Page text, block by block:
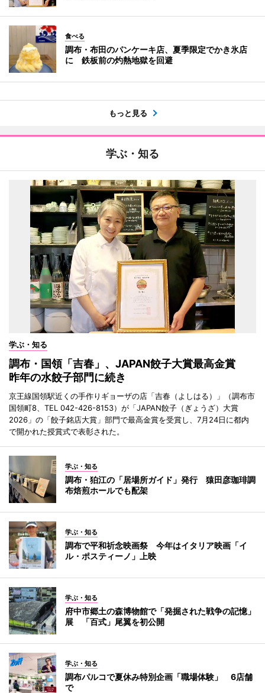
食べる
調布・布田のパンケーキ店、夏季限定でかき氷店
に 鉄板前の灼熱地獄を回避
もっと見る
学ぶ・知る
学ぶ・知る
調布・国領「吉春」、JAPAN餃子大賞最高金賞
昨年の水餃子部門に続き
京王線国領駅近くの手作りギョーザの店「吉春（よしはる）」（調布市
国領町8、TEL 042-426-8153）が「JAPAN餃子（ぎょうざ）大賞
2026」の「餃子銘店大賞」部門で最高金賞を受賞し、7月24日に都内
で開かれた授賞式で表彰された。
学ぶ・知る
調布・狛江の「居場所ガイド」発行 猿田彦珈琲調
布焙煎ホールでも配架
学ぶ・知る
調布で平和祈念映画祭 今年はイタリア映画「イ
ル・ポスティーノ」上映
学ぶ・知る
府中市郷土の森博物館で「発掘された戦争の記憶」
展 「百式」尾翼を初公開
学ぶ・知る
調布パルコで夏休み特別企画「職場体験」 6店舗
で